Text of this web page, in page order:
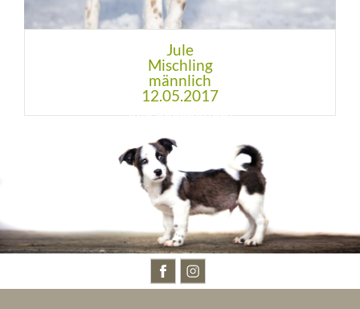
Jule
Mischling
männlich
12.05.2017